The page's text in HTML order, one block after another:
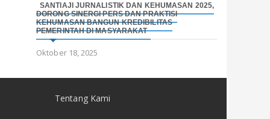
SANTIAJI JURNALISTIK DAN KEHUMASAN 2025,
DORONG SINERGI PERS DAN PRAKTISI
KEHUMASAN BANGUN KREDIBILITAS
PEMERINTAH DI MASYARAKAT
Oktober 18, 2025
Tentang Kami